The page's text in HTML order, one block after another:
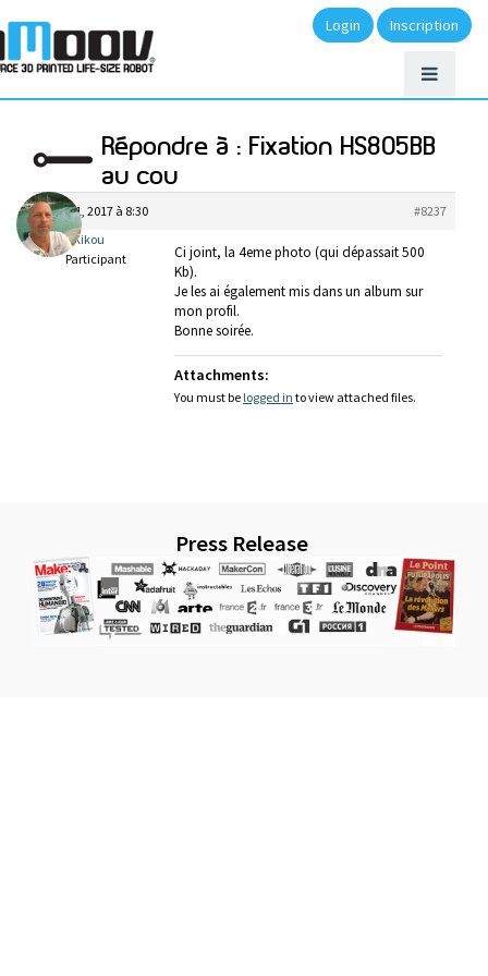
Login Inscription
Répondre à : Fixation HS805BB
au cou
avril 11, 2017 à 8:30
#8237
Kikou
Participant
Ci joint, la 4eme photo (qui dépassait 500
Kb).
Je les ai également mis dans un album sur
mon profil.
Bonne soirée.
Attachments:
You must be logged in to view attached files.
Press Release